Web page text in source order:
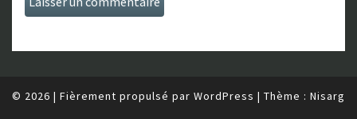
© 2026 | Fièrement propulsé par WordPress | Thème : Nisarg